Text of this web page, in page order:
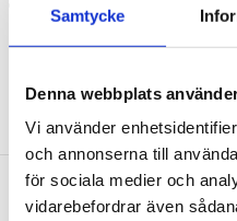
Samtycke
Denna webbplats
Vi använder
och annonserna till
för sociala medier och
vidarebefordrar även